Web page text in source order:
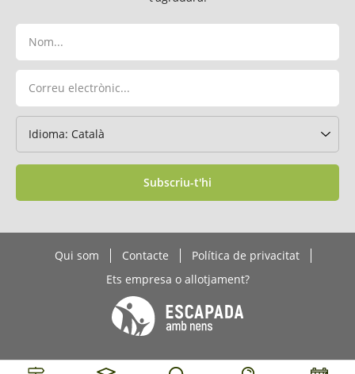
Subscriu-t'hi
Qui som Contacte
Política de privacitat
Ets empresa o allotjament?